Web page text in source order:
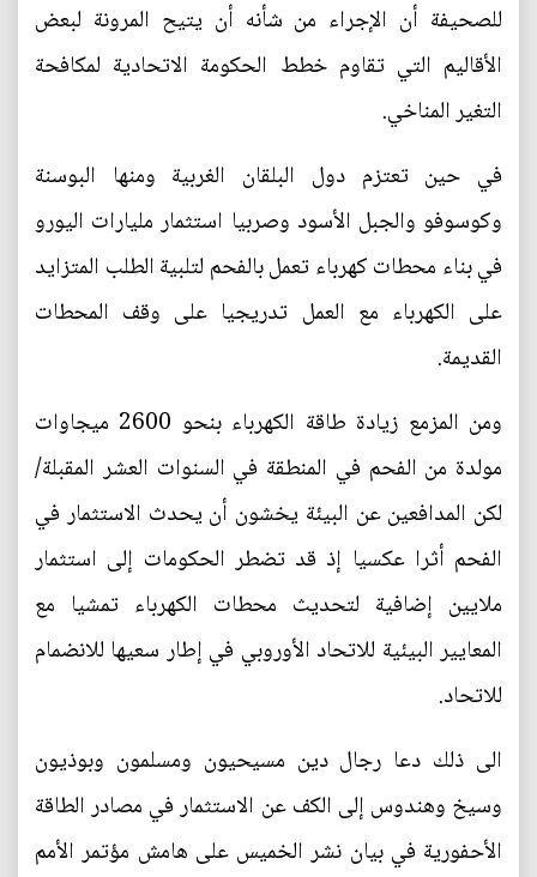
للصحيفة أن الإجراء من شأنه أن يتيح المرونة لبعض
الأقاليم التي تقاوم خطط الحكومة الاتحادية لمكافحة
التغير المناخي.
في حين تعتزم دول البلقان الغربية ومنها البوسنة
وكوسوفو والجبل الأسود وصربيا استثمار مليارات اليورو
في بناء محطات كهرباء تعمل بالفحم لتلبية الطلب المتزايد
على الكهرباء مع العمل تدريجيا على وقف المحطات
القديمة.
ومن المزمع زيادة طاقة الكهرباء بنحو 2600 ميجاوات
مولدة من الفحم في المنطقة في السنوات العشر المقبلة/
لكن المدافعين عن البيئة يخشون أن يحدث الاستثمار في
الفحم أثرا عكسيا إذ قد تضطر الحكومات إلى استثمار
ملايين إضافية لتحديث محطات الكهرباء تمشيا مع
المعايير البيئية للاتحاد الأوروبي في إطار سعيها للانضمام
للاتحاد.
الى ذلك دعا رجال دين مسيحيون ومسلمون وبوذيون
وسيخ وهندوس إلى الكف عن الاستثمار في مصادر الطاقة
الأحفورية في بيان نشر الخميس على هامش مؤتمر الأمم